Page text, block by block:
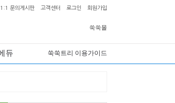
1:1 문의게시판 고객센터 로그인 회원가입
쑥쑥몰
듀 쑥쑥트리 이용가이드